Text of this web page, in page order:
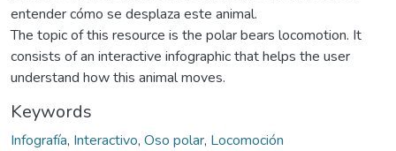
entender cómo se desplaza este animal.
The topic of this resource is the polar bears locomotion. It
consists of an interactive infographic that helps the user
understand how this animal moves.
Keywords
Infografía, Interactivo, Oso polar, Locomoción